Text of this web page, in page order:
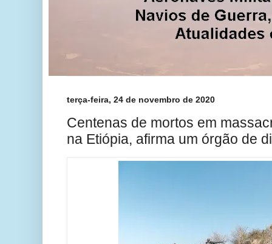
terça-feira, 24 de novembro de 2020
Centenas de mortos em
na Etiópia, afirma um órgão de